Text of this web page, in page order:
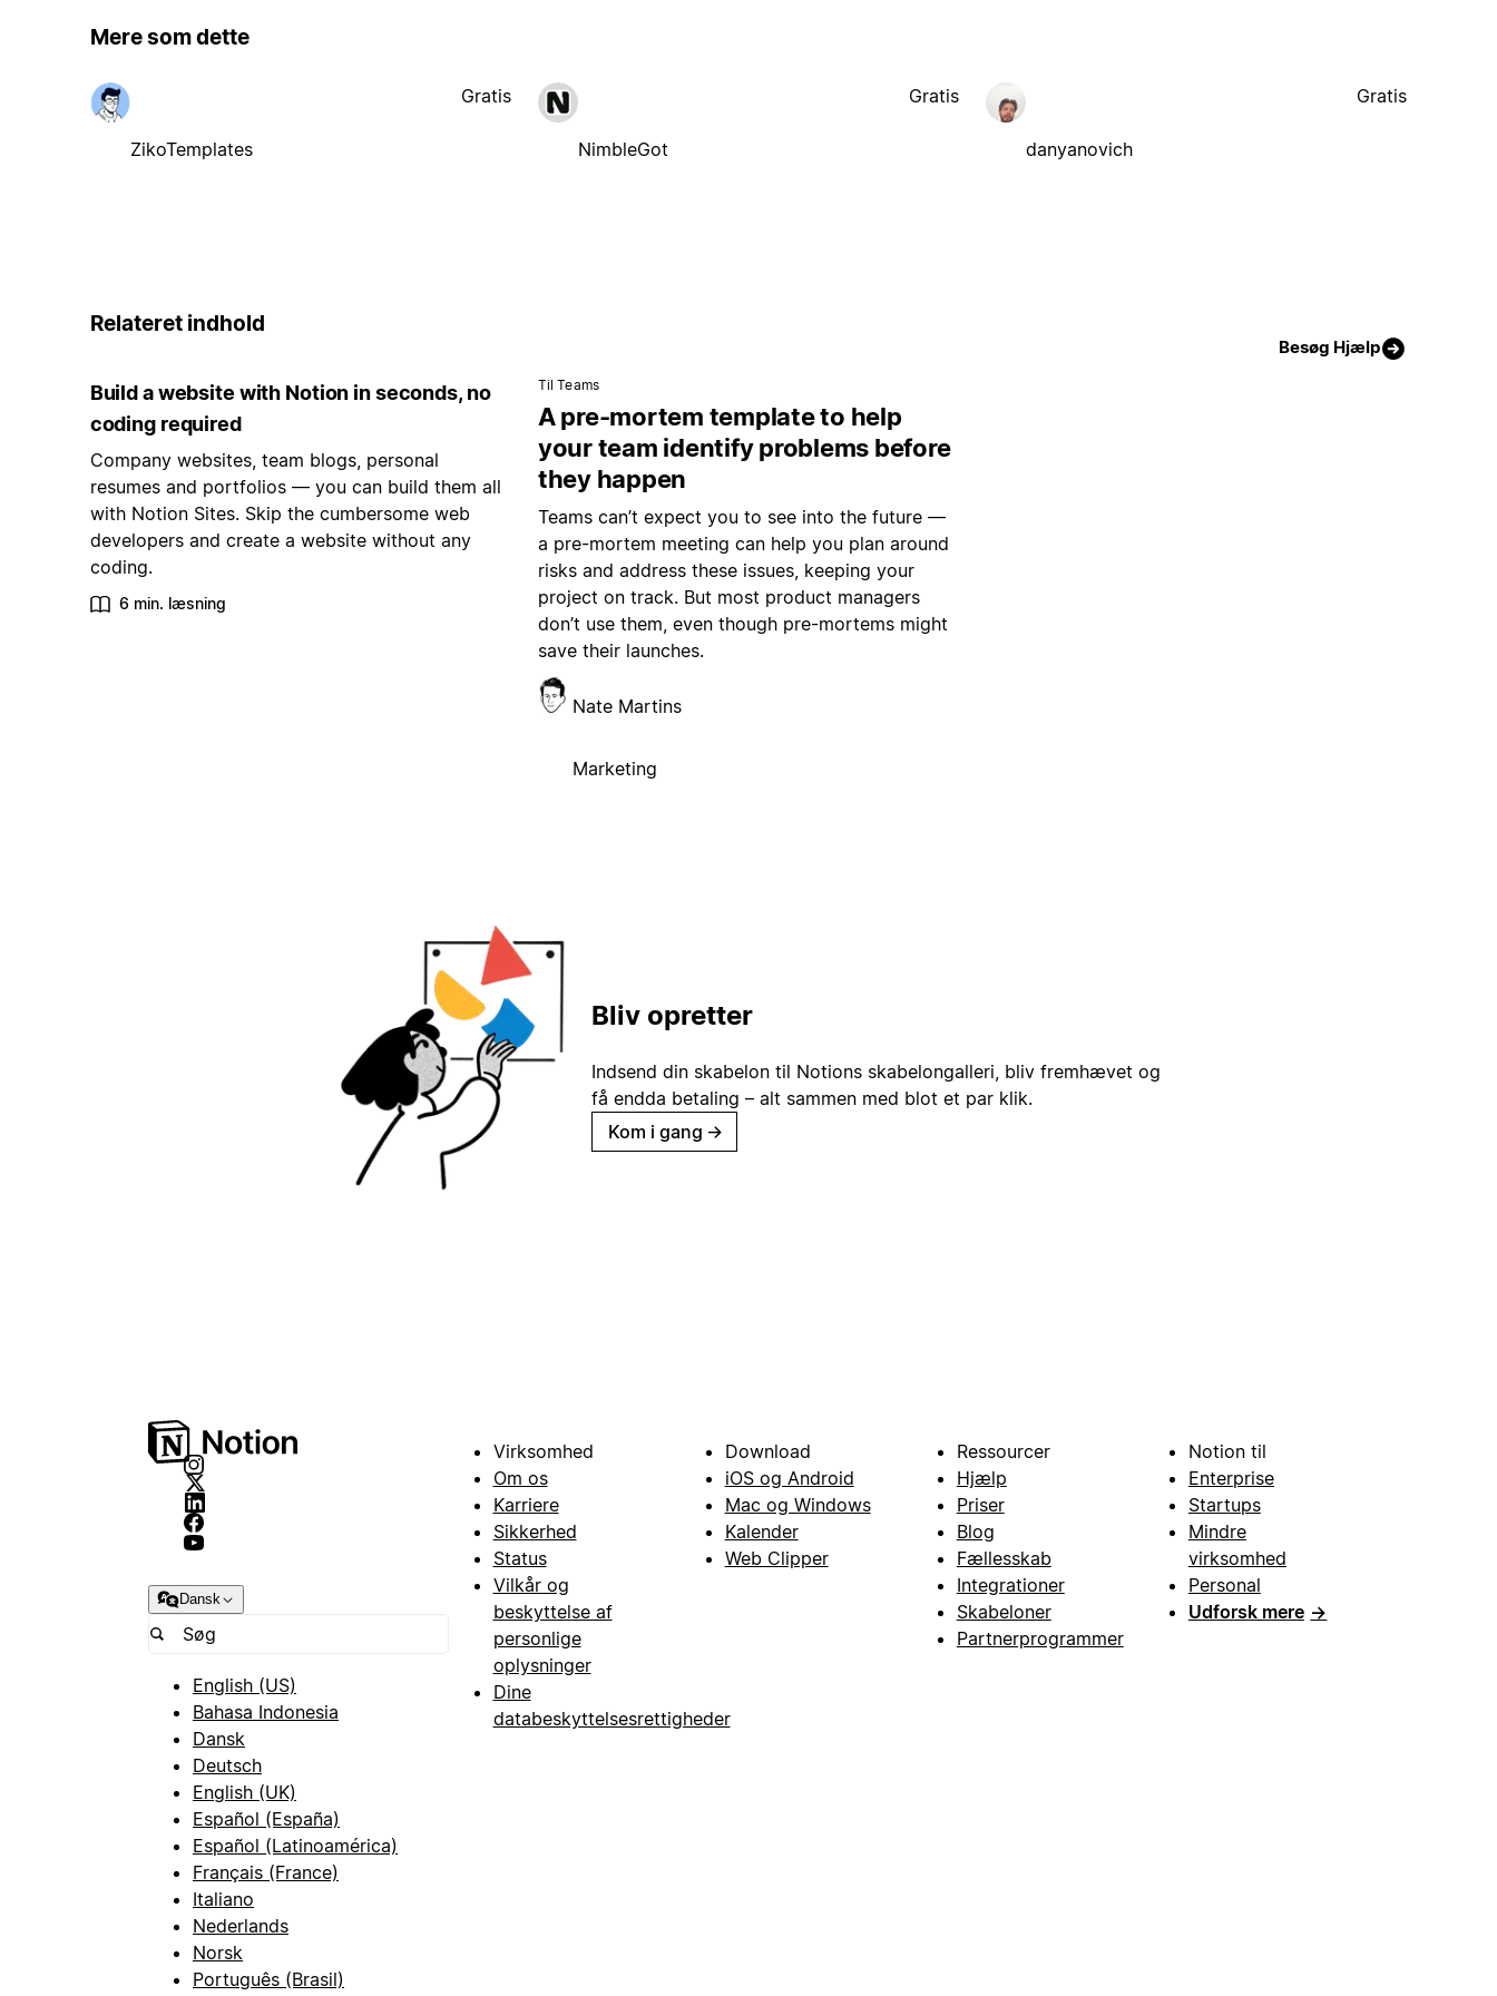
Mere som dette
ZikoTemplates
Gratis
NimbleGot
Gratis
danyanovich
Gratis
Relateret indhold
Besøg Hjælp
Build a website with Notion in seconds, no
coding required
Company websites, team blogs, personal
resumes and portfolios — you can build them all
with Notion Sites. Skip the cumbersome web
developers and create a website without any
coding.
6 min. læsning
Til Teams
A pre-mortem template to help
your team identify problems before
they happen
Teams can’t expect you to see into the future —
a pre-mortem meeting can help you plan around
risks and address these issues, keeping your
project on track. But most product managers
don’t use them, even though pre-mortems might
save their launches.
Nate Martins
Marketing
Bliv opretter
Indsend din skabelon til Notions skabelongalleri, bliv fremhævet og
få endda betaling – alt sammen med blot et par klik.
Kom i gang →
Dansk
English (US)
Bahasa Indonesia
Dansk
Deutsch
English (UK)
Español (España)
Español (Latinoamérica)
Français (France)
Italiano
Nederlands
Norsk
Português (Brasil)
Virksomhed
Om os
Karriere
Sikkerhed
Status
Vilkår og
beskyttelse af
personlige
oplysninger
Dine
databeskyttelsesrettigheder
Download
iOS og Android
Mac og Windows
Kalender
Web Clipper
Ressourcer
Hjælp
Priser
Blog
Fællesskab
Integrationer
Skabeloner
Partnerprogrammer
Notion til
Enterprise
Startups
Mindre
virksomhed
Personal
Udforsk mere →